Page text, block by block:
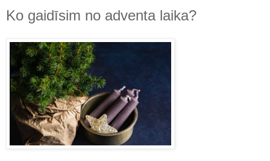
Ko gaidīsim no adventa laika?